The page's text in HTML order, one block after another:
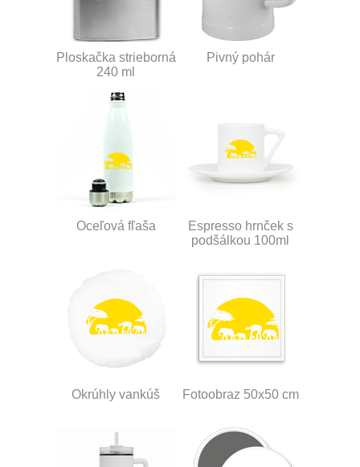
Ploskačka strieborná
240 ml
Pivný pohár
Oceľová fľaša
Espresso hrnček s
podšálkou 100ml
Okrúhly vankúš Fotoobraz 50x50 cm